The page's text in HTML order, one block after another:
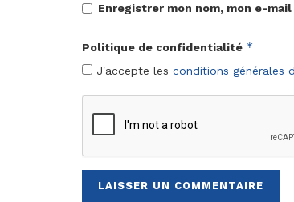
Enregistrer mon nom, mon e-
Politique de confidentialité *
J'accepte les conditions générales